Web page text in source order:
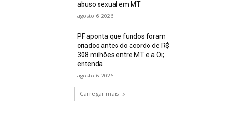
abuso sexual em MT
agosto 6, 2026
PF aponta que fundos foram
criados antes do acordo de R$
308 milhões entre MT e a Oi;
entenda
agosto 6, 2026
Carregar mais